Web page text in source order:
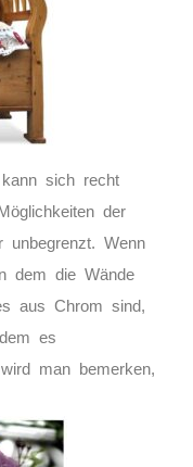
sich recht
der
unbegrenzt. Wenn
dem die Wände
aus Chrom sind,
es
man bemerken,